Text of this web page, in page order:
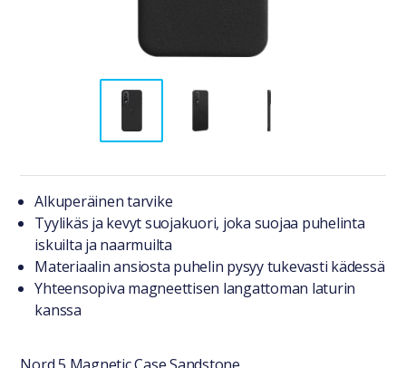
Tuotteesta lyhyesti
Alkuperäinen tarvike
Tyylikäs ja kevyt suojakuori, joka suojaa puhelinta
iskuilta ja naarmuilta
Materiaalin ansiosta puhelin pysyy tukevasti kädessä
Yhteensopiva magneettisen langattoman laturin
kanssa